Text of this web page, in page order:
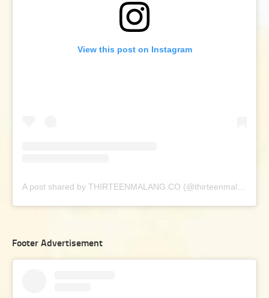
View this post on Instagram
A post shared by THIRTEENMALANG.CO (@thirteenmalang.co)
Footer Advertisement